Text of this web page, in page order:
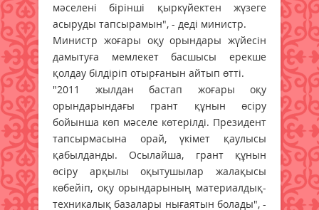
мәселені бірінші қыркүйектен жүзеге
асыруды тапсырамын", - деді министр.
Министр жоғары оқу орындары жүйесін
дамытуға мемлекет басшысы ерекше
қолдау білдіріп отырғанын айтып өтті.
"2011 жылдан бастап жоғары оқу
орындарындағы грант құнын өсіру
бойынша көп мәселе көтерілді. Президент
тапсырмасына орай, үкімет қаулысы
қабылданды. Осылайша, грант құнын
өсіру арқылы оқытушылар жалақысы
көбейіп, оқу орындарының материалдық-
техникалық базалары нығаятын болады", -